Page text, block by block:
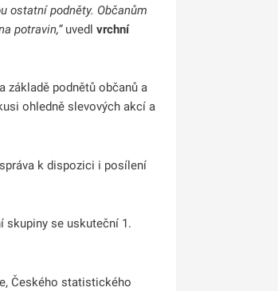
ostatní podněty. Občanům
potravin,“uvedl vrchní
základě podnětů občanů a
ohledně slevových akcí a
k dispozici i posílení
skupiny se uskuteční 1.
Českého statistického